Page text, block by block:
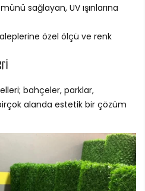
sağlayan, UV ışınlarına
özel ölçü ve renk
bahçeler, parklar,
alanda estetik bir çözüm